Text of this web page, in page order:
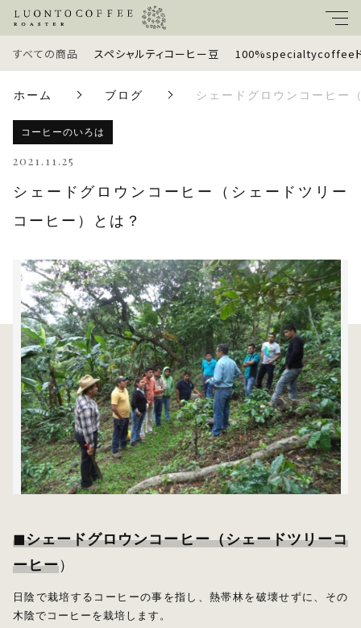
すべての商品 スペシャルティコーヒー豆 100%specialtycoffeeド
ホーム ブログ シェードグロウンコーヒー
コーヒーのいろは
2021.11.25
シェードグロウンコーヒー（シェードツリー
コーヒー）とは？
◼︎シェードグロウンコーヒー（シェードツリーコ
ーヒー）
日陰で栽培するコーヒーの事を指し、熱帯林を破壊せずに、その
木陰でコーヒーを栽培します。
100%specialtycoffeeドリップバッグ
ギフトセット
ラッピングオプション
水出しコーヒー
コーヒー器具
初回おすすめ
その他
親カテゴリ
価格帯
～
並び順
その他
在庫あり セール